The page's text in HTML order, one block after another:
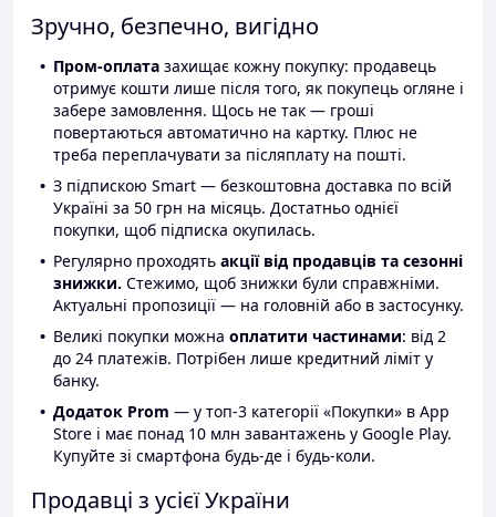
Зручно, безпечно, вигідно
Пром-оплата захищає кожну покупку: продавець
отримує кошти лише після того, як покупець огляне і
забере замовлення. Щось не так — гроші
повертаються автоматично на картку. Плюс не
треба переплачувати за післяплату на пошті.
З підпискою Smart — безкоштовна доставка по всій
Україні за 50 грн на місяць. Достатньо однієї
покупки, щоб підписка окупилась.
Регулярно проходять акції від продавців та сезонні
знижки. Стежимо, щоб знижки були справжніми.
Актуальні пропозиції — на головній або в застосунку.
Великі покупки можна оплатити частинами: від 2
до 24 платежів. Потрібен лише кредитний ліміт у
банку.
Додаток Prom — у топ-3 категорії «Покупки» в App
Store і має понад 10 млн завантажень у Google Play.
Купуйте зі смартфона будь-де і будь-коли.
Продавці з усієї України